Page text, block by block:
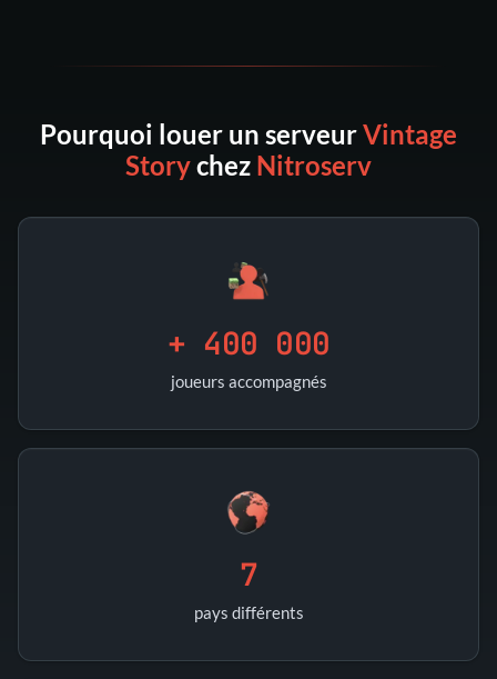
Pourquoi louer un serveurVintage
Storychez Nitroserv
+ 400 000
joueurs accompagnés
7
pays différents